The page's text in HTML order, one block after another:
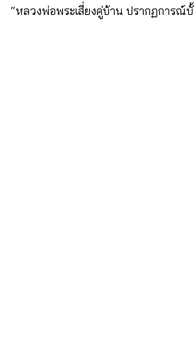
“หลวงพ่อพระเสี่ยงคู่บ้าน ปรากฏการณ์